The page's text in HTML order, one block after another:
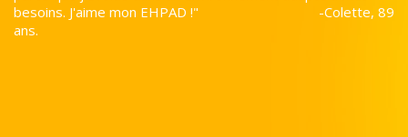
besoins. J'aime mon EHPAD !" -Colette, 89
ans.